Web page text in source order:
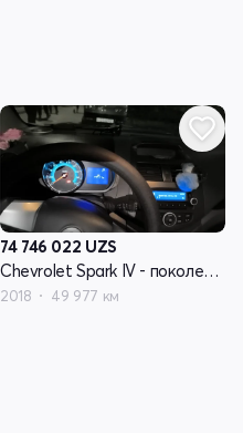
74 746 022 UZS
Chevrolet Spark IV - поколение
2018 49 977 км